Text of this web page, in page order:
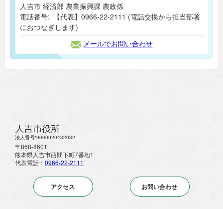
人吉市 経済部 農業振興課 農政係
電話番号:
【代表】0966-22-2111 (電話交換から担当部署
におつなぎします)
メールでお問い合わせ
人吉市役所
法人番号:9000020432032
〒868-8601
熊本県人吉市西間下町7番地1
代表電話： 0966-22-2111
アクセス お問い合わせ